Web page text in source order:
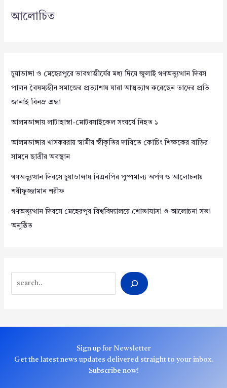
আলোচিত
চুয়াডাঙ্গা ও মেহেরপুরে ভাবগাম্ভীর্যের মধ্য দিয়ে জুলাই গণঅভ্যুত্থান দিবস
পালন বৈষম্যহীন সমাজের প্রত্যাশায় যারা আত্মত্যাগ করেছেন তাদের প্রতি
জানাই বিনম্র শ্রদ্ধা
আলমডাঙ্গায় লাটাহাম্বা-মোটরসাইকেল সংঘর্ষে নিহত ১
আলমডাঙ্গার খাসকররায় স্বামীর স্বীকৃতির দাবিতে কোচিং শিক্ষকের বাড়ির
সামনে ছাত্রীর অবস্থান
গণঅভ্যুত্থান দিবসে চুয়াডাঙ্গায় বিএনপির পুষ্পমাল্য অর্পণ ও আলোচনায়
শরীফুজ্জামান শরীফ
গণঅভ্যুত্থান দিবসে মেহেরপুর বিশ্ববিদ্যালয়ে শোভাযাত্রা ও আলোচনা সভা
অনুষ্ঠিত
Sign up for Newsletter
Get the latest news updates delivered straight to your inbox.
Subscribe now!